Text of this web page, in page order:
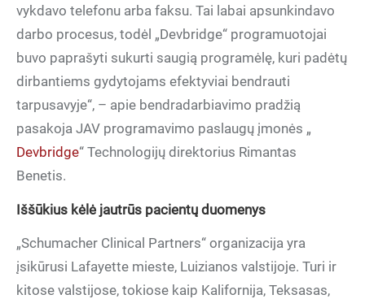
vykdavo telefonu arba faksu. Tai labai apsunkindavo
darbo procesus, todėl „Devbridge“ programuotojai
buvo paprašyti sukurti saugią programėlę, kuri padėtų
dirbantiems gydytojams efektyviai bendrauti
tarpusavyje“, – apie bendradarbiavimo pradžią
pasakoja JAV programavimo paslaugų įmonės „
Devbridge“ Technologijų direktorius Rimantas
Benetis.
Iššūkius kėlė jautrūs pacientų duomenys
„Schumacher Clinical Partners“ organizacija yra
įsikūrusi Lafayette mieste, Luizianos valstijoje. Turi ir
kitose valstijose, tokiose kaip Kalifornija, Teksasas,